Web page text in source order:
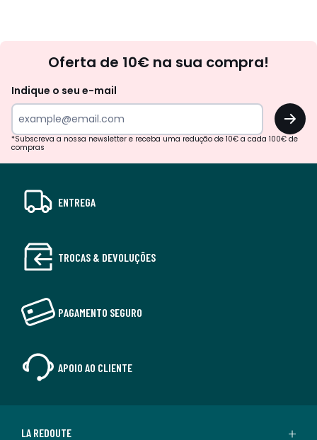
Oferta de 10€ na sua compra!
Indique o seu e-mail
OK
*Subscreva a nossa newsletter e receba uma redução de 10€ a cada 100€ de
compras
ENTREGA
TROCAS & DEVOLUÇÕES
PAGAMENTO SEGURO
APOIO AO CLIENTE
LA REDOUTE